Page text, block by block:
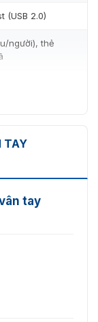
(USB 2.0)
người), thẻ
| Độ ẩm:
TAY
tay